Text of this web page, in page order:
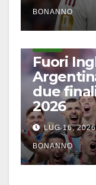
BONANNO
Fuori
due
2026
LUG 16, 2026
BONANNO